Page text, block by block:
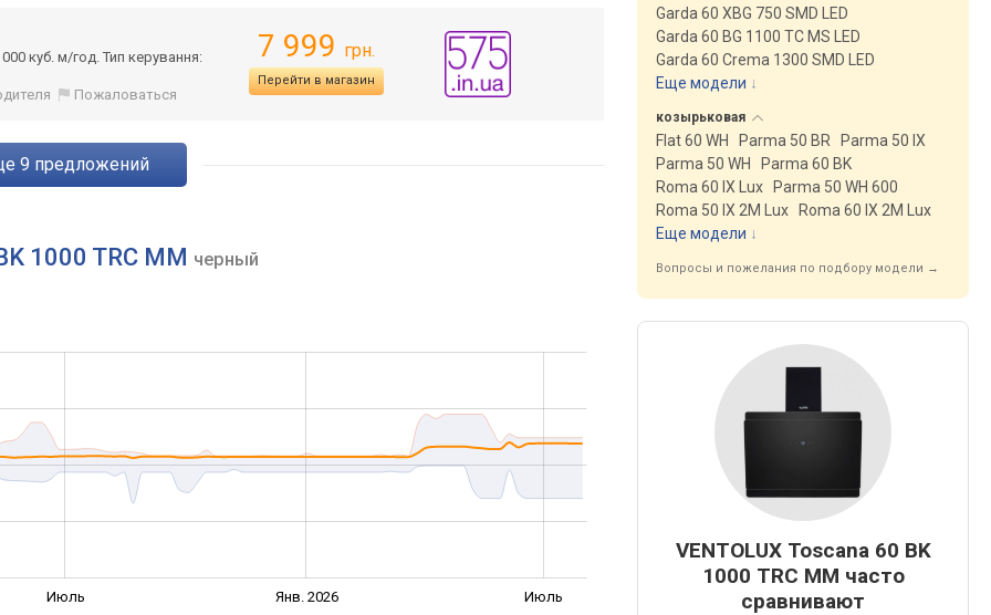
куб. м/год. Тип керування:
Пожаловаться
7 999 грн.
Перейти в магазин
9 предложений
1000 TRC MM черный
Июль Янв. 2026 Июль
Garda 60 XBG 750 SMD LED
Garda 60 BG 1100 TC MS LED
Garda 60 Crema 1300 SMD LED
Еще модели ↓
козырьковая
Flat 60 WH Parma 50 BR
Parma 50 IX
Parma 50 WH
Parma 60 BK
Roma 60 IX Lux
Parma 50 WH 600
Roma 50 IX 2M Lux
Roma 60 IX 2M Lux
Еще модели ↓
Вопросы и пожелания по подбору модели →
VENTOLUX Toscana 60 BK
1000 TRC MM часто
сравнивают